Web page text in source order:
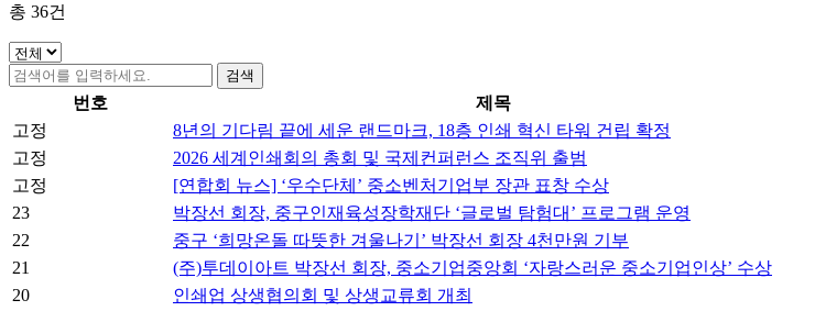
총 36건
검색
번호 제목
고정
8년의 기다림 끝에 세운 랜드마크, 18층 인쇄 혁신 타워 건립 확정
고정
2026 세계인쇄회의 총회 및 국제컨퍼런스 조직위 출범
고정
[연합회 뉴스] ‘우수단체’ 중소벤처기업부 장관 표창 수상
23
박장선 회장, 중구인재육성장학재단 ‘글로벌 탐험대’ 프로그램 운영
22
중구 ‘희망온돌 따뜻한 겨울나기’ 박장선 회장 4천만원 기부
21
(주)투데이아트 박장선 회장, 중소기업중앙회 ‘자랑스러운 중소기업인상’ 수상
20
인쇄업 상생협의회 및 상생교류회 개최